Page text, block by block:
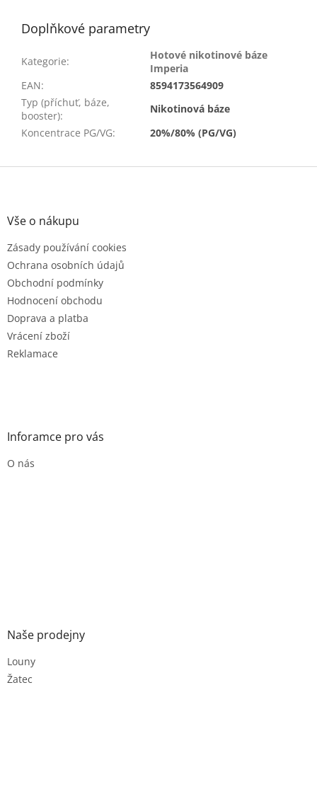
Doplňkové parametry
Kategorie:
Hotové nikotinové báze
Imperia
EAN:
8594173564909
Typ (příchuť, báze,
booster):
Nikotinová báze
Koncentrace PG/VG: 20%/80% (PG/VG)
Z
Vše o nákupu
Zásady používání cookies
Ochrana osobních údajů
Obchodní podmínky
Hodnocení obchodu
Doprava a platba
Vrácení zboží
Reklamace
Inforamce pro vás
O nás
Naše prodejny
Louny
Žatec